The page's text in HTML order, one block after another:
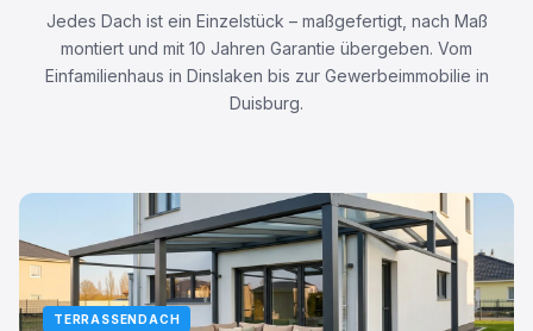
Jedes Dach ist ein Einzelstück – maßgefertigt, nach Maß
montiert und mit 10 Jahren Garantie übergeben. Vom
Einfamilienhaus in Dinslaken bis zur Gewerbeimmobilie in
Duisburg.
TERRASSENDACH